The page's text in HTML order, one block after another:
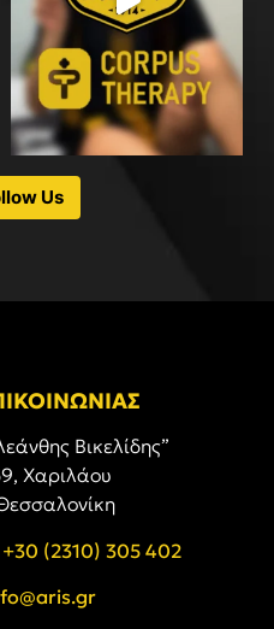
Us
Βικελίδης”
Χαριλάου
+30 (2310) 305 402